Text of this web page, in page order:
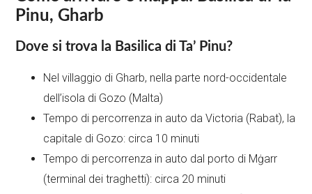
Pinu, Gharb
Dove si trova la Basilica di Ta’ Pinu?
Nel villaggio di Gharb, nella parte nord-occidentale
dell’isola di Gozo (Malta)
Tempo di percorrenza in auto da Victoria (Rabat), la
capitale di Gozo: circa 10 minuti
Tempo di percorrenza in auto dal porto di Mġarr
(terminal dei traghetti): circa 20 minuti